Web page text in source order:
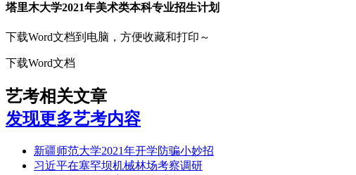
塔里木大学2021年美术类本科专业招生计划
下载Word文档到电脑，方便收藏和打印～
下载Word文档
艺考相关文章
发现更多艺考内容
新疆师范大学2021年开学防骗小妙招
习近平在塞罕坝机械林场考察调研